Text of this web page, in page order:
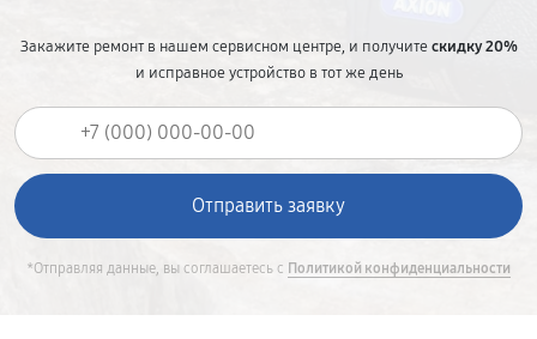
Закажите ремонт в нашем сервисном центре, и получитескидку 20%
и исправное устройство в тот же день
*Отправляя данные, вы соглашаетесь с Политикой конфиденциальности